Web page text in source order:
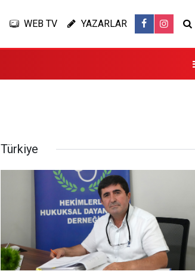
WEB TV YAZARLAR
Türkiye